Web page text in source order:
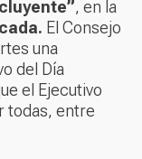
, en la
El Consejo
una
del Día
el Ejecutivo
todas, entre